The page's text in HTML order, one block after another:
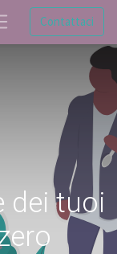
Contattaci
dei tuoi